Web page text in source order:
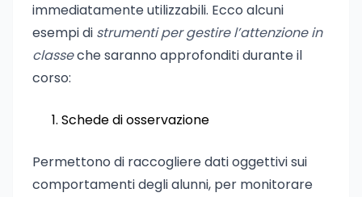
immediatamente utilizzabili. Ecco alcuni
esempi di strumenti per gestire l’attenzione in
classeche saranno approfonditi durante il
corso:
Schede di osservazione
Permettono di raccogliere dati oggettivi sui
comportamenti degli alunni, per monitorare